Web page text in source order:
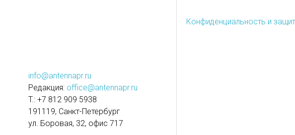
info@antennapr.ru
Редакция: office@antennapr.ru
T.: +7 812 909 5938
191119, Санкт-Петербург
ул. Боровая, 32, офис 717
Конфиденциальность и